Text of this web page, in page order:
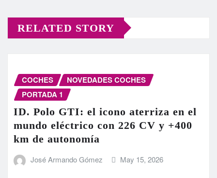
RELATED STORY
COCHES
NOVEDADES COCHES
PORTADA 1
ID. Polo GTI: el icono aterriza en el
mundo eléctrico con 226 CV y +400
km de autonomía
José Armando Gómez May 15, 2026